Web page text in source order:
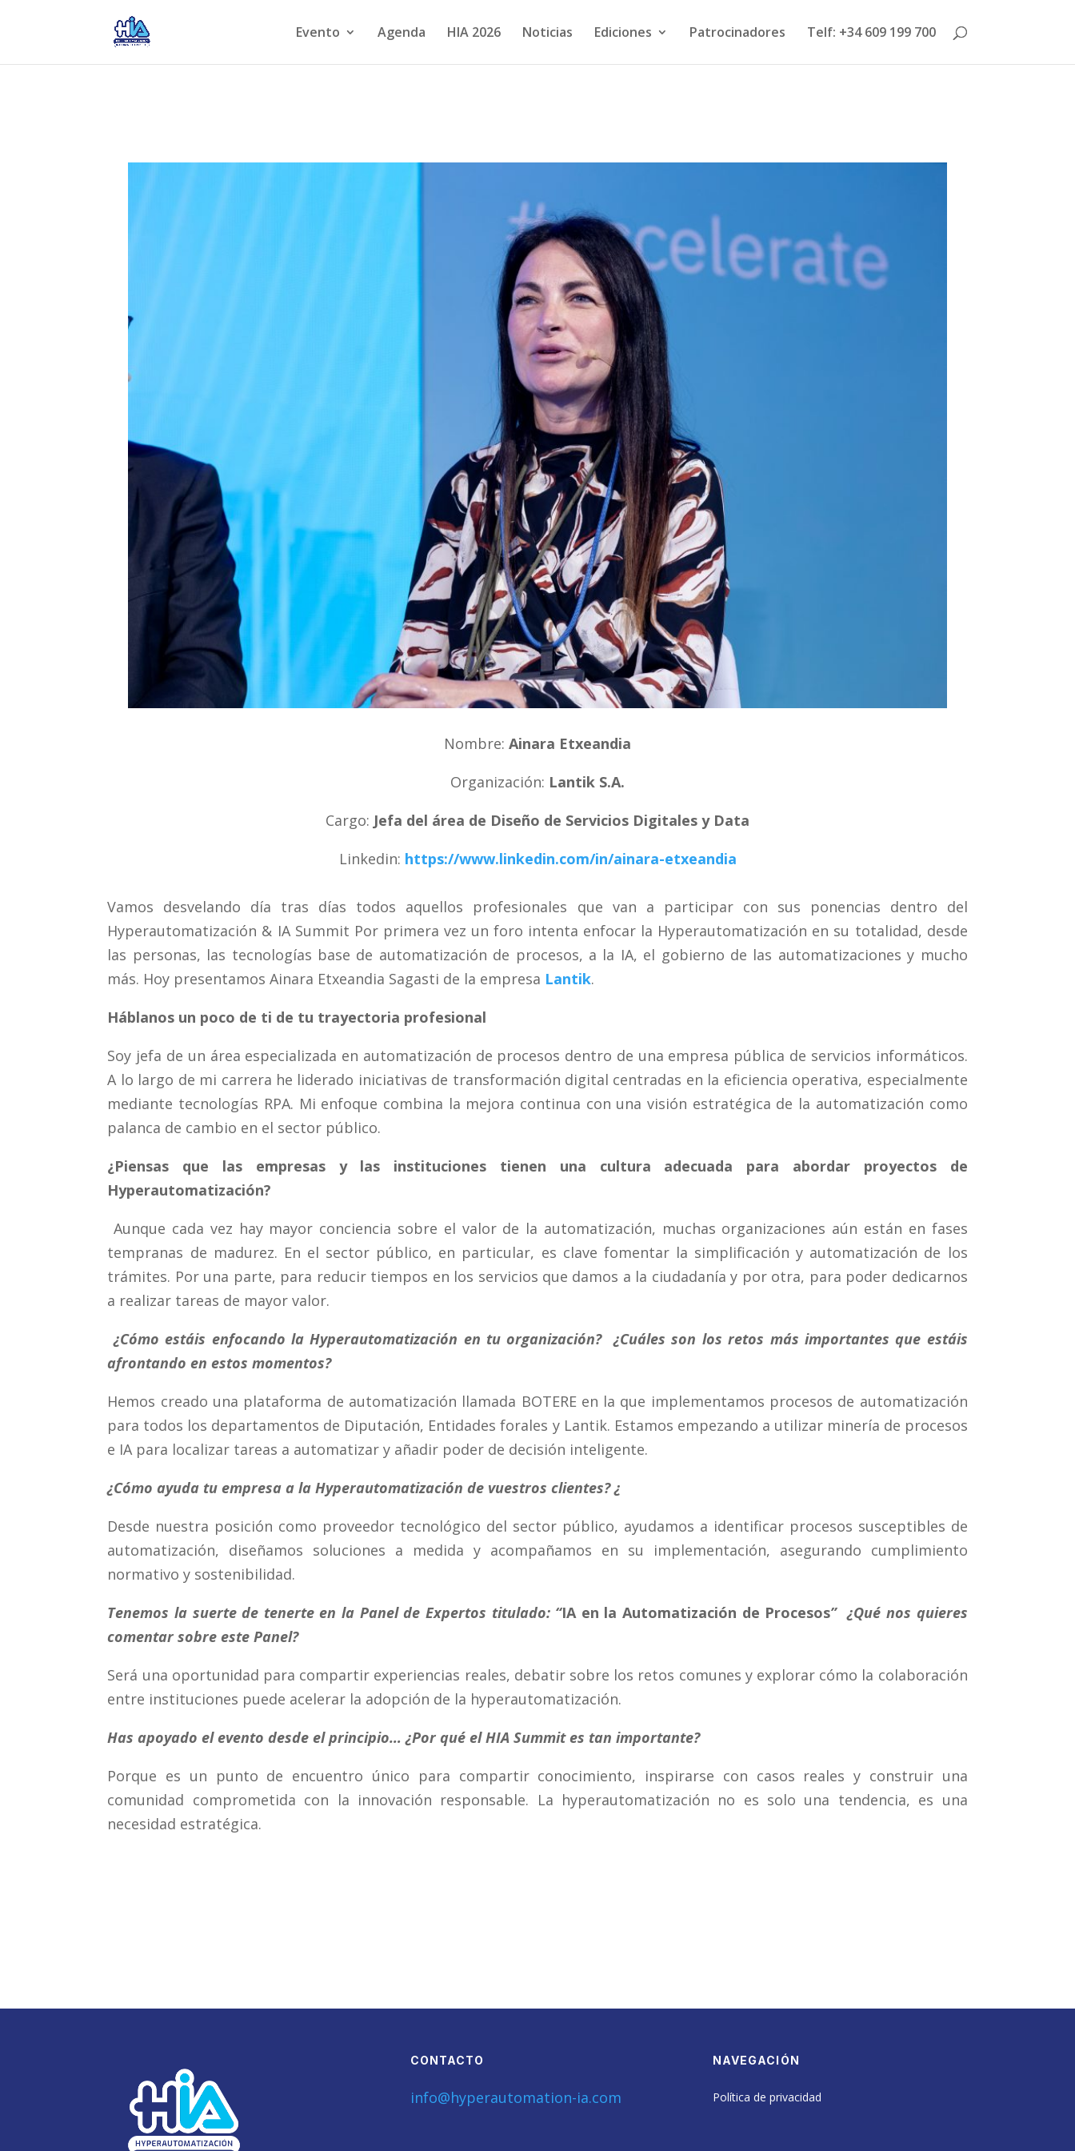
Evento Agenda HIA 2026 Noticias Ediciones Patrocinadores Telf: +34 609 199 700
Nombre: Ainara Etxeandia
Organización: Lantik S.A.
Cargo: Jefa del área de Diseño de Servicios Digitales y Data
Linkedin: https://www.linkedin.com/in/ainara-etxeandia
Vamos desvelando día tras días todos aquellos profesionales que van a participar con sus ponencias dentro del
Hyperautomatización & IA Summit Por primera vez un foro intenta enfocar la Hyperautomatización en su totalidad, desde
las personas, las tecnologías base de automatización de procesos, a la IA, el gobierno de las automatizaciones y mucho
más. Hoy presentamos Ainara Etxeandia Sagasti de la empresa Lantik.
Háblanos un poco de ti de tu trayectoria profesional
Soy jefa de un área especializada en automatización de procesos dentro de una empresa pública de servicios informáticos.
A lo largo de mi carrera he liderado iniciativas de transformación digital centradas en la eficiencia operativa, especialmente
mediante tecnologías RPA. Mi enfoque combina la mejora continua con una visión estratégica de la automatización como
palanca de cambio en el sector público.
¿Piensas que las empresas y las instituciones tienen una cultura adecuada para abordar proyectos de
Hyperautomatización?
Aunque cada vez hay mayor conciencia sobre el valor de la automatización, muchas organizaciones aún están en fases
tempranas de madurez. En el sector público, en particular, es clave fomentar la simplificación y automatización de los
trámites. Por una parte, para reducir tiempos en los servicios que damos a la ciudadanía y por otra, para poder dedicarnos
a realizar tareas de mayor valor.
¿Cómo estáis enfocando la Hyperautomatización en tu organización? ¿Cuáles son los retos más importantes que estáis
afrontando en estos momentos?
Hemos creado una plataforma de automatización llamada BOTERE en la que implementamos procesos de automatización
para todos los departamentos de Diputación, Entidades forales y Lantik. Estamos empezando a utilizar minería de procesos
e IA para localizar tareas a automatizar y añadir poder de decisión inteligente.
¿Cómo ayuda tu empresa a la Hyperautomatización de vuestros clientes?¿
Desde nuestra posición como proveedor tecnológico del sector público, ayudamos a identificar procesos susceptibles de
automatización, diseñamos soluciones a medida y acompañamos en su implementación, asegurando cumplimiento
normativo y sostenibilidad.
Tenemos la suerte de tenerte en la Panel de Expertos titulado: “IA en la Automatización de Procesos” ¿Qué nos quieres
comentar sobre este Panel?
Será una oportunidad para compartir experiencias reales, debatir sobre los retos comunes y explorar cómo la colaboración
entre instituciones puede acelerar la adopción de la hyperautomatización.
Has apoyado el evento desde el principio… ¿Por qué el HIA Summit es tan importante?
Porque es un punto de encuentro único para compartir conocimiento, inspirarse con casos reales y construir una
comunidad comprometida con la innovación responsable. La hyperautomatización no es solo una tendencia, es una
necesidad estratégica.
CONTACTO
info@hyperautomation-ia.com
NAVEGACIÓN
Política de privacidad